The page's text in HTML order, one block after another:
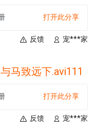
打开此分享
宠***家
反馈
马致远下.avi111
打开此分享
宠***家
反馈